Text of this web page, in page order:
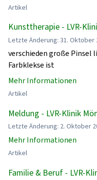
Artikel
Kunsttherapie - LVR-
Letzte Änderung: 31. Oktober
verschieden große Pinsel
Farbklekse ist
Mehr Informationen
Artikel
Meldung - LVR-Klinik
Letzte Änderung: 2. Oktober
Mehr Informationen
Artikel
Familie & Beruf - LVR-